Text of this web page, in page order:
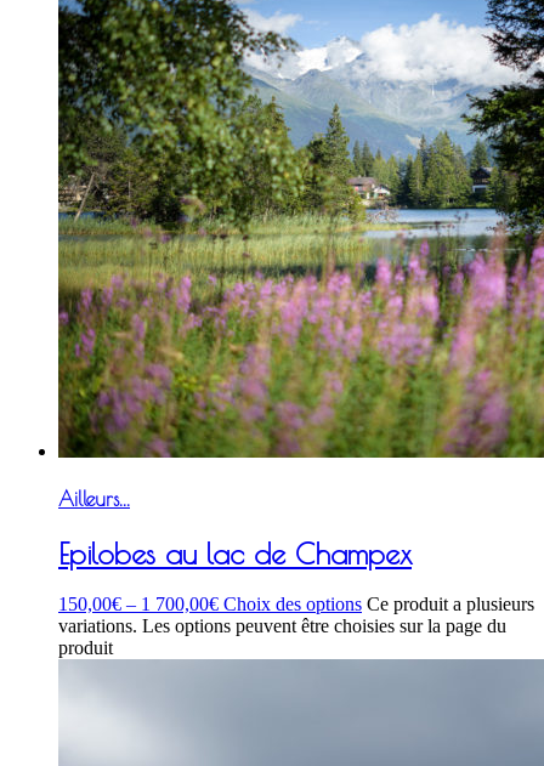
Ailleurs...
Epilobes au lac de Champex
150,00€ – 1 700,00€ Choix des options Ce produit a plusieurs
variations. Les options peuvent être choisies sur la page du
produit